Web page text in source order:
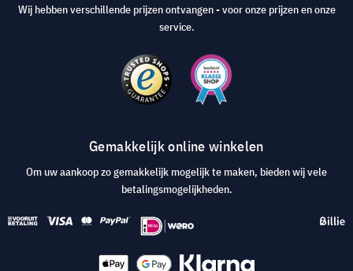
Wij hebben verschillende prijzen ontvangen - voor onze prijzen en onze
service.
Gemakkelijk online winkelen
Om uw aankoop zo gemakkelijk mogelijk te maken, bieden wij vele
betalingsmogelijkheden.